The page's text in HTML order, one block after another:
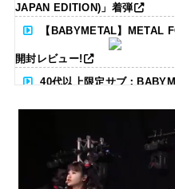
JAPAN EDITION)」着弾
【BABYMETAL】METAL
開封レビュー!
40代以上限定サブ：
る人いる？ 【海外の反応】
BABYMETAL「
タワーレコード新宿店にて